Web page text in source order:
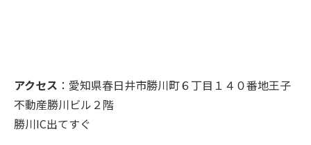
アクセス ：愛知県春日井市勝川町６丁目１４０番地王子
不動産勝川ビル２階
勝川IC出てすぐ